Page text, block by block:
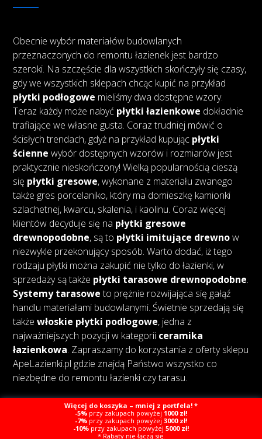
Obecnie wybór materiałów budowlanych
przeznaczonych do remontu łazienek jest bardzo
szeroki. Na szczęście dla wszystkich skończyły się czasy,
gdy we wszystkich sklepach chcąc kupić na przykład
płytki podłogowe mieliśmy dwa dostępne wzory.
Teraz każdy może nabyć płytki łazienkowe dokładnie
trafiające we własne gusta. Coraz trudniej mówić o
ścisłych trendach, gdyż na przykład kupując płytki
ścienne wybór dostępnych wzorów i rozmiarów jest
praktycznie nieskończony! Wielką popularnością cieszą
się płytki gresowe, wykonane z materiału zwanego
także gres porcelaniko, który ma domieszkę kamionki
szlachetnej, kwarcu, skalenia, i kaolinu. Coraz więcej
klientów decyduje się na płytki gresowe
drewnopodobne, są to płytki imitujące drewnow
niezwykle przekonujący sposób. Warto dodać, iż tego
rodzaju płytki można zakupić nie tylko do łazienki, w
sprzedaży są także płytki tarasowe drewnopodobne.
Systemy tarasoweto prężnie rozwijająca się gałąź
handlu materiałami budowlanymi. Świetnie sprzedają się
takżewłoskie płytki podłogowe, jedna z
najważniejszych pozycji w kategorii ceramika
łazienkowa. Zapraszamy do korzystania z oferty sklepu
ApeLazienki.pl gdzie znajdą Państwo wszystko co
niezbędne do remontu łazienki czy tarasu.
Copyright © Ape Łazienki Created by Webcat
Więcej do koszyka – mniej z portfela! *
-5% przy zakupach powyżej 1000 zł!
-7% przy zakupach powyżej 3000 zł!
-10% przy zakupach powyżej 5000 zł!
* Rabaty nie łączą się.